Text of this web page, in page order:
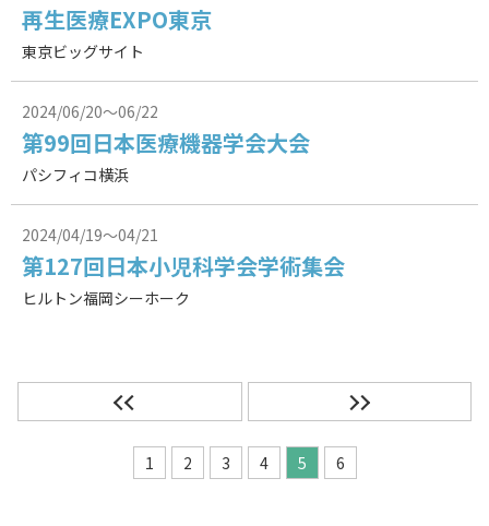
再生医療EXPO東京
東京ビッグサイト
2024/06/20～06/22
第99回日本医療機器学会大会
パシフィコ横浜
2024/04/19～04/21
第127回日本小児科学会学術集会
ヒルトン福岡シーホーク
1 2 3 4 5 6